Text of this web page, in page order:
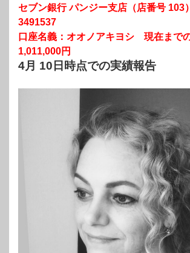
セブン銀行 パンジー支店（店番号 103
3491537
口座名義：オオノアキヨシ 現在まで
1,011,000円
4月 10日時点での実績報告